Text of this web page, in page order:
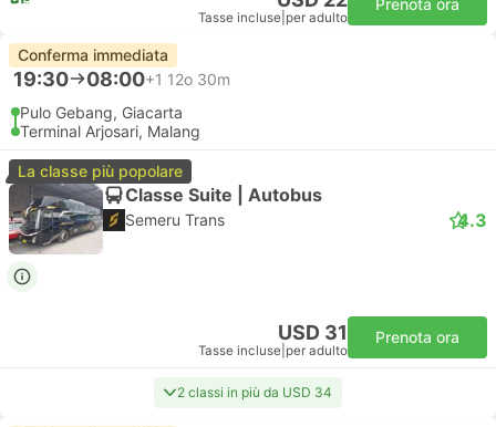
Tasse incluse per adulto
Prenota ora
Conferma immediata
19:30 08:00+1 12o 30m
Pulo Gebang, Giacarta
Terminal Arjosari, Malang
La classe più popolare
Classe Suite | Autobus
Semeru Trans 4.3
USD 31
Tasse incluse per adulto
Prenota ora
2 classi in più da USD 34